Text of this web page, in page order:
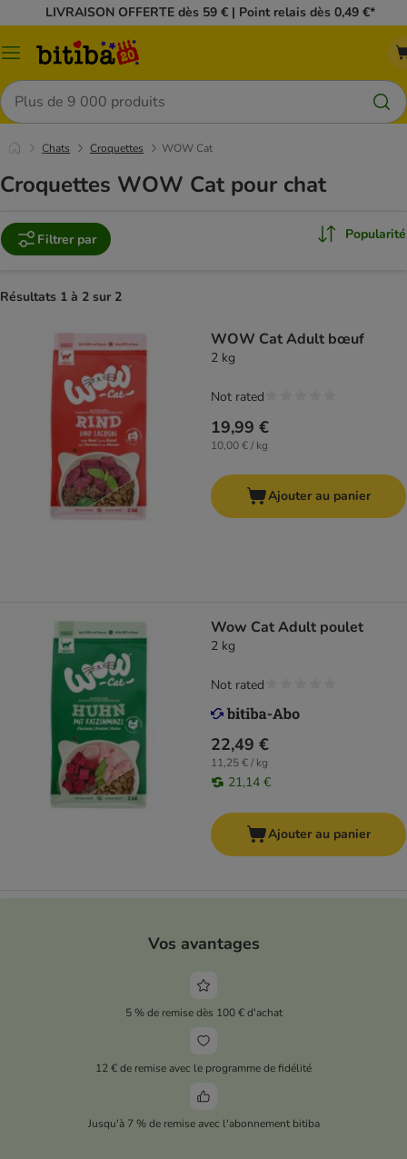
LIVRAISON OFFERTE dès 59 € | Point relais dès 0,49 €*
Menu
Rechercher
Chats Croquettes WOW Cat
Croquettes WOW Cat pour chat
Filtrer par Popularité
Résultats 1 à 2 sur 2
WOW Cat Adult bœuf
2 kg
19,99 €
10,00 € / kg
Not rated
Ajouter au panier
Wow Cat Adult poulet
2 kg
22,49 €
11,25 € / kg
21,14 €
Not rated
Ajouter au panier
Vos avantages
5 % de remise dès 100 € d'achat
12 € de remise avec le programme de fidélité
Jusqu'à 7 % de remise avec l'abonnement bitiba